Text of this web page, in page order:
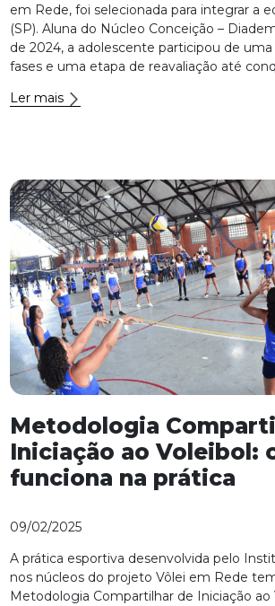
em Rede, foi selecionada para integrar a
(SP). Aluna do Núcleo Conceição –
de 2024, a adolescente participou de
fases e uma etapa de reavaliação até
Ler mais
Metodologia
Iniciação ao Voleibol:
funciona na prática
09/02/2025
A prática esportiva desenvolvida pelo
nos núcleos do projeto Vôlei em Rede
Metodologia Compartilhar de Iniciação ao